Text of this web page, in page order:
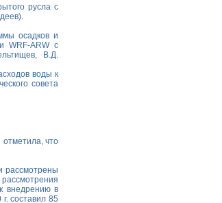
русла с
осадков и
WRF-ARW с
В.Д.
воды к
совета
что
рассмотрения
внедрению в
составил 85